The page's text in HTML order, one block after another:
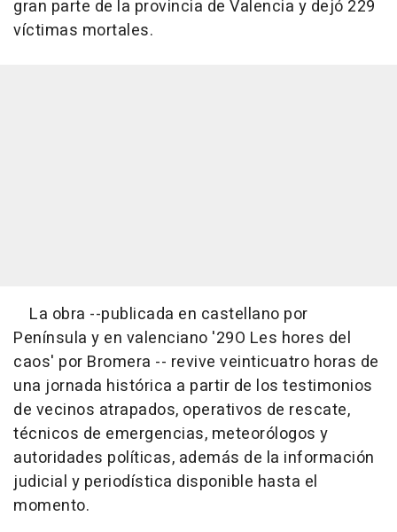
gran parte de la provincia de Valencia y dejó 229
víctimas mortales.
La obra --publicada en castellano por
Península y en valenciano '29O Les hores del
caos' por Bromera -- revive veinticuatro horas de
una jornada histórica a partir de los testimonios
de vecinos atrapados, operativos de rescate,
técnicos de emergencias, meteorólogos y
autoridades políticas, además de la información
judicial y periodística disponible hasta el
momento.